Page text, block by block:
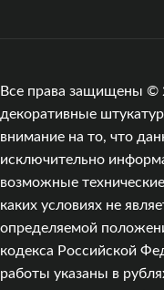
Все права защищены ©
декоративные
внимание на то, что
исключительно
возможные
каких условиях не
определяемой
кодекса Российской
работы указаны в